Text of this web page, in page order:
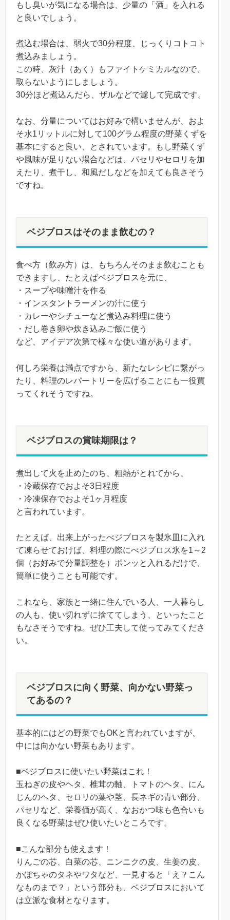
もし臭いが気になる場合は、少量の「酒」を入れる
と良いでしょう。
煮込む場合は、弱火で30分程度、じっくりコトコト
煮込みましょう。
この時、灰汁（あく）もファイトケミカルなので、
取らないようにしましょう。
30分ほど煮込んだら、ザルなどで濾して完成です。
なお、分量についてはお好みで構いませんが、およ
そ水1リットルに対して100グラム程度の野菜くずを
基本にすると良い、とされています。もし野菜くず
や風味が足りない場合などは、パセリやセロリを加
えたり、煮干し、和風だしなどを加えても良さそう
ですね。
ベジブロスはそのまま飲むの？
食べ方（飲み方）は、もちろんそのまま飲むことも
できますし、たとえばベジブロスを元に、
・スープや味噌汁を作る
・インスタントラーメンの汁に使う
・カレーやシチューなど煮込み料理に使う
・だし巻き卵や炊き込みご飯に使う
など、アイデア次第で様々な使い道があります。
何しろ栄養は満点ですから、新たなレシピに繋がっ
たり、料理のレパートリーを広げることにも一役買
ってくれそうですね。
ベジブロスの賞味期限は？
煮出して火を止めたのち、粗熱がとれてから、
・冷蔵保存でおよそ3日程度
・冷凍保存でおよそ1ヶ月程度
と言われています。
たとえば、出来上がったべジブロスを製氷皿に入れ
て凍らせておけば、料理の際にべジブロス氷を1～2
個（お好みで分量調整を）ポンッと入れるだけで、
簡単に使うことも可能です。
これなら、家族と一緒に住んでいる人、一人暮らし
の人も、使い切れずに捨ててしまう、といったこと
もなさそうですね。ぜひ工夫して使ってみてくださ
い。
ベジブロスに向く野菜、向かない野菜っ
てあるの？
基本的にはどの野菜でもOKと言われていますが、
中には向かない野菜もあります。
■ベジブロスに使いたい野菜はこれ！
玉ねぎの皮やヘタ、椎茸の軸、トマトのヘタ、にん
じんのヘタ、セロリの葉や茎、長ネギの青い部分、
パセリなど、栄養価が高く、なおかつ味も色合いも
良くなる野菜はぜひ使いたいところです。
■こんな部分も使えます！
りんごの芯、白菜の芯、ニンニクの皮、生姜の皮、
かぼちゃのタネやワタなど、一見すると「え？こん
なものまで？」という部分も、ベジブロスにおいて
は立派な食材となります。